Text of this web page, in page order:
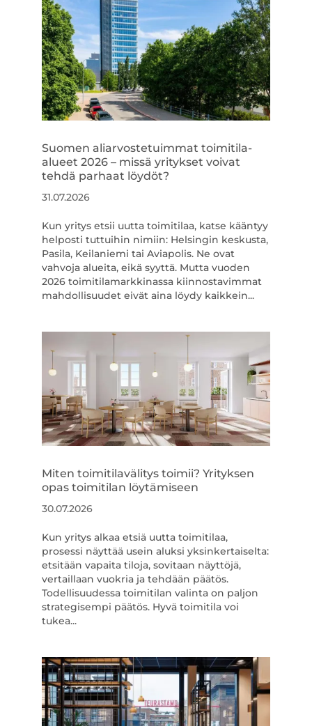
Suomen aliarvostetuimmat toimitila-
alueet 2026 – missä yritykset voivat
tehdä parhaat löydöt?
31.07.2026
Kun yritys etsii uutta toimitilaa, katse kääntyy
helposti tuttuihin nimiin: Helsingin keskusta,
Pasila, Keilaniemi tai Aviapolis. Ne ovat
vahvoja alueita, eikä syyttä. Mutta vuoden
2026 toimitilamarkkinassa kiinnostavimmat
mahdollisuudet eivät aina löydy kaikkein...
Miten toimitilavälitys toimii? Yrityksen
opas toimitilan löytämiseen
30.07.2026
Kun yritys alkaa etsiä uutta toimitilaa,
prosessi näyttää usein aluksi yksinkertaiselta:
etsitään vapaita tiloja, sovitaan näyttöjä,
vertaillaan vuokria ja tehdään päätös.
Todellisuudessa toimitilan valinta on paljon
strategisempi päätös. Hyvä toimitila voi
tukea...